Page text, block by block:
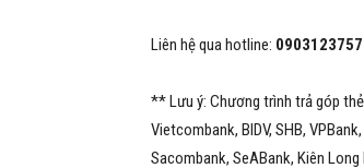
Liên hệ qua hotline: 0903123757
** Lưu ý: Chương trình trả góp
Vietcombank, BIDV, SHB,
Sacombank, SeABank, Kiên